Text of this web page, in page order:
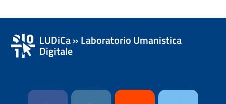
LUDiCa » Laboratorio Umanistica
Digitale